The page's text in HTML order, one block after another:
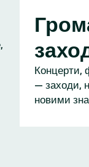
Концерти,
— заходи,
новими